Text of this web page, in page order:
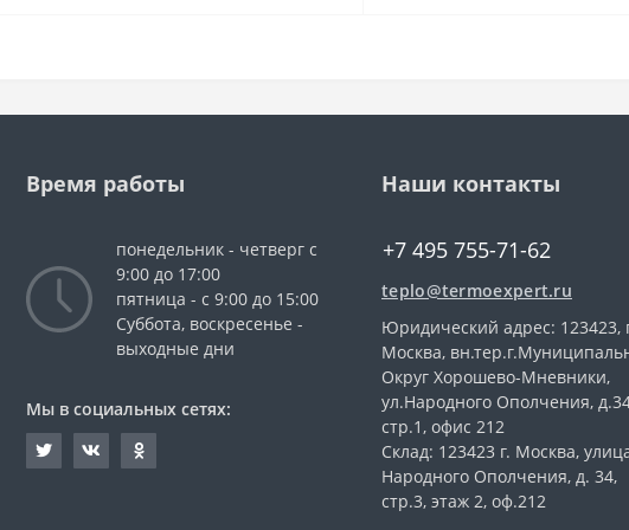
Время работы
понедельник - четверг с
9:00 до 17:00
пятница - с 9:00 до 15:00
Суббота, воскресенье -
выходные дни
Мы в социальных сетях:
Наши контакты
+7 495 755-71-62
teplo@termoexpert.ru
Юридический адрес: 123423,
Москва,
Округ Хорошево-Мневники,
ул.Народного Ополчения,
стр.1, офис 212
Склад: 123423 г. Москва,
Народного Ополчения, д. 34,
стр.3, этаж 2, оф.212